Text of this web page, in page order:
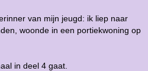
van mijn jeugd: ik liep naar
woonde in een portiekwoning op
in deel 4 gaat.